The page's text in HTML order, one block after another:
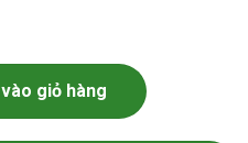
giỏ hàng